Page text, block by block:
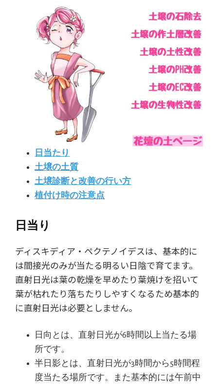
日当たり
土壌の土質
土壌診断と改善の行い方
植付け時の注意点
日当り
ディスキディア・ペクテノイデスは、基本的に
は間接光のみが当たる明るい日陰で育てます。
直射日光は葉の乾燥を早めたり葉焼けを招いて
葉が枯れたり落ちたりしやすくなるため基本的
に直射日光は必要としません。
日向とは、直射日光が6時間以上当たる場
所です。
半日影とは、直射日光が3時間から5時間程
度当たる場所です。また基本的には午前中